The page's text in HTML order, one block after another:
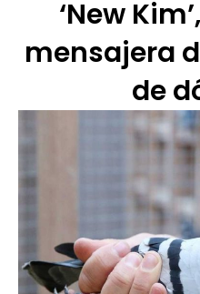
‘New
mensajera
de